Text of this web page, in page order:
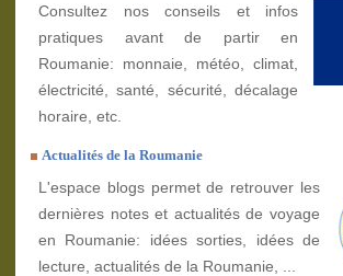
Consultez nos conseils et infos
pratiques avant de partir en
Roumanie: monnaie, météo, climat,
électricité, santé, sécurité, décalage
horaire, etc.
Actualités de la Roumanie
L'espace blogs permet de retrouver les
dernières notes et actualités de voyage
en Roumanie: idées sorties, idées de
lecture, actualités de la Roumanie, ...